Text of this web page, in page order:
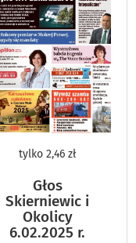
tylko 2,46 zł
Głos
Skierniewic i
Okolicy
6.02.2025 r.